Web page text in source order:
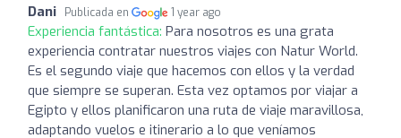
Dani Publicada en 1 year ago
Experiencia fantástica: Para nosotros es una grata
experiencia contratar nuestros viajes con Natur World.
Es el segundo viaje que hacemos con ellos y la verdad
que siempre se superan. Esta vez optamos por viajar a
Egipto y ellos planificaron una ruta de viaje maravillosa,
adaptando vuelos e itinerario a lo que veníamos